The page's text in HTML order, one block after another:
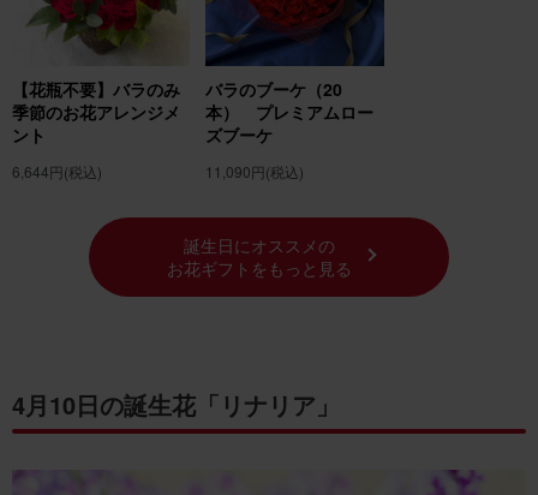
【花瓶不要】バラのみ
季節のお花アレンジメ
ント
6,644円(税込)
バラのブーケ（20
本） プレミアムロー
ズブーケ
11,090円(税込)
誕生日にオススメの
お花ギフトをもっと見る
4月10日の誕生花「リナリア」